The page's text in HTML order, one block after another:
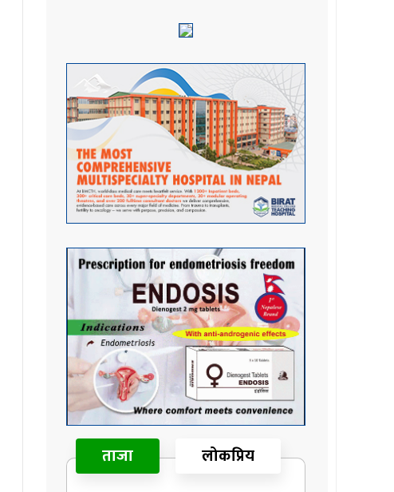
ताजा लोकप्रिय